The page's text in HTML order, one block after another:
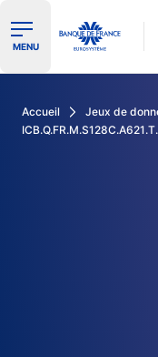
Ouvrir le menu de
MENU
Accueil Jeux de